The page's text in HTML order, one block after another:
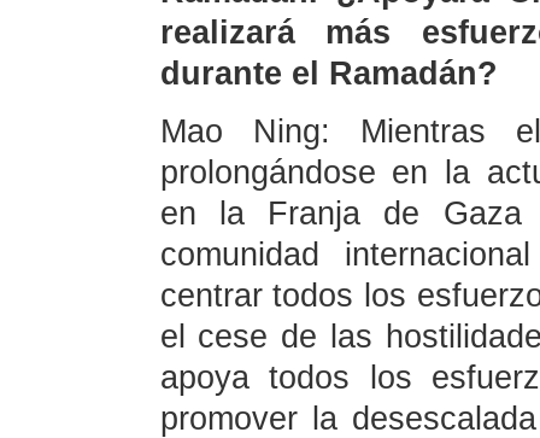
realizará más
durante el Ramadán?
Mao Ning: Mientras
prolongándose en la
en la Franja de Gaza
comunidad
centrar todos los
el cese de las
apoya todos los
promover la